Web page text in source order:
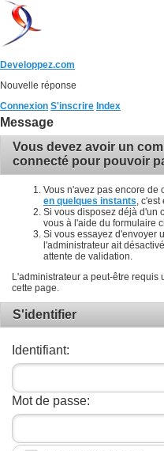
Developpez.com
Nouvelle réponse
Connexion S'inscrire Index
Message
Vous devez avoir un
connecté pour pouvoir
Vous n'avez pas encore de
en quelques instants ,
Si vous disposez déjà d'un
vous à l'aide du formulaire
Si vous essayez d'envoyer
l'administrateur ait
attente de validation.
L'administrateur a peut-être requis
cette page.
S'identifier
Identifiant:
Mot de passe: